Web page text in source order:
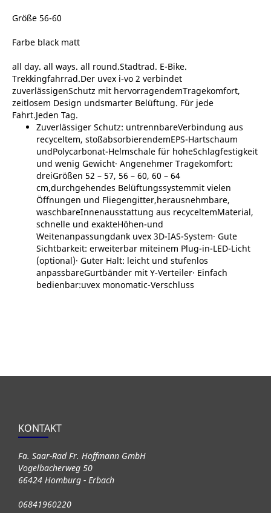
Größe 56-60
Farbe black matt
all day. all ways. all round.Stadtrad. E-Bike.
Trekkingfahrrad.Der uvex i-vo 2 verbindet
zuverlässigenSchutz mit hervorragendemTragekomfort,
zeitlosem Design undsmarter Belüftung. Für jede
Fahrt.Jeden Tag.
Zuverlässiger Schutz: untrennbareVerbindung aus
recyceltem, stoßabsorbierendemEPS-Hartschaum
undPolycarbonat-Helmschale für hoheSchlagfestigkeit
und wenig Gewicht∙ Angenehmer Tragekomfort:
dreiGrößen 52 – 57, 56 – 60, 60 – 64
cm,durchgehendes Belüftungssystemmit vielen
Öffnungen und Fliegengitter,herausnehmbare,
waschbareInnenausstattung aus recyceltemMaterial,
schnelle und exakteHöhen-und
Weitenanpassungdank uvex 3D-IAS-System∙ Gute
Sichtbarkeit: erweiterbar miteinem Plug-in-LED-Licht
(optional)∙ Guter Halt: leicht und stufenlos
anpassbareGurtbänder mit Y-Verteiler∙ Einfach
bedienbar:uvex monomatic-Verschluss
KONTAKT
Fa. Saar-Rad Fr. Hoffmann GmbH
Vogelbacherweg 50
66424 Homburg - Erbach
06841960220